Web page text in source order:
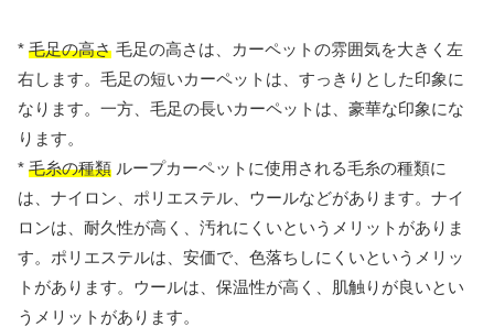
* 毛足の高さ 毛足の高さは、カーペットの雰囲気を大きく左
右します。毛足の短いカーペットは、すっきりとした印象に
なります。一方、毛足の長いカーペットは、豪華な印象にな
ります。
* 毛糸の種類 ループカーペットに使用される毛糸の種類に
は、ナイロン、ポリエステル、ウールなどがあります。ナイ
ロンは、耐久性が高く、汚れにくいというメリットがありま
す。ポリエステルは、安価で、色落ちしにくいというメリッ
トがあります。ウールは、保温性が高く、肌触りが良いとい
うメリットがあります。